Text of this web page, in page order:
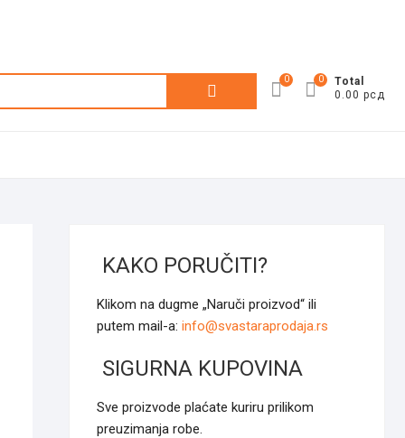
Претрага
0
Total
0.00 рсд
0
KAKO PORUČITI?
Klikom na dugme „Naruči proizvod“ ili
putem mail-a: info@svastaraprodaja.rs
SIGURNA KUPOVINA
Sve proizvode plaćate kuriru prilikom
preuzimanja robe.